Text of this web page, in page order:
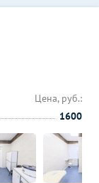
Цена, руб.:
1600